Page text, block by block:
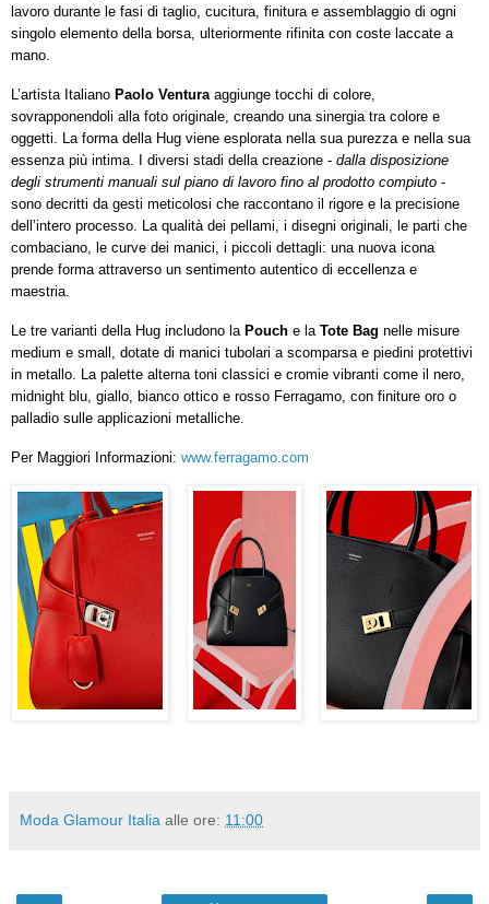
lavoro durante le fasi di taglio, cucitura, finitura e assemblaggio di ogni
singolo elemento della borsa, ulteriormente rifinita con coste laccate a
mano.
L’artista Italiano Paolo Ventura aggiunge tocchi di colore,
sovrapponendoli alla foto originale, creando una sinergia tra colore e
oggetti. La forma della Hug viene esplorata nella sua purezza e nella sua
essenza più intima. I diversi stadi della creazione - dalla disposizione
degli strumenti manuali sul piano di lavoro fino al prodotto compiuto -
sono decritti da gesti meticolosi che raccontano il rigore e la precisione
dell’intero processo. La qualità dei pellami, i disegni originali, le parti che
combaciano, le curve dei manici, i piccoli dettagli: una nuova icona
prende forma attraverso un sentimento autentico di eccellenza e
maestria.
Le tre varianti della Hug includono la Pouch e la Tote Bag nelle misure
medium e small, dotate di manici tubolari a scomparsa e piedini protettivi
in metallo. La palette alterna toni classici e cromie vibranti come il nero,
midnight blu, giallo, bianco ottico e rosso Ferragamo, con finiture oro o
palladio sulle applicazioni metalliche.
Per Maggiori Informazioni: www.ferragamo.com
Moda Glamour Italia alle ore: 11:00